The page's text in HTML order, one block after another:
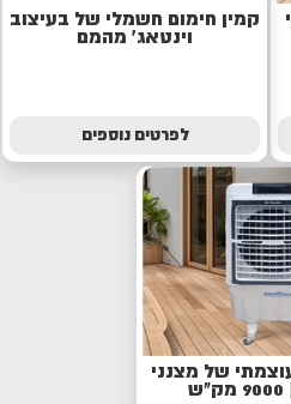
קמין חימום חשמלי של בעיצוב
וינטאג' מהמם
לפרטים נוספים
של מצנני